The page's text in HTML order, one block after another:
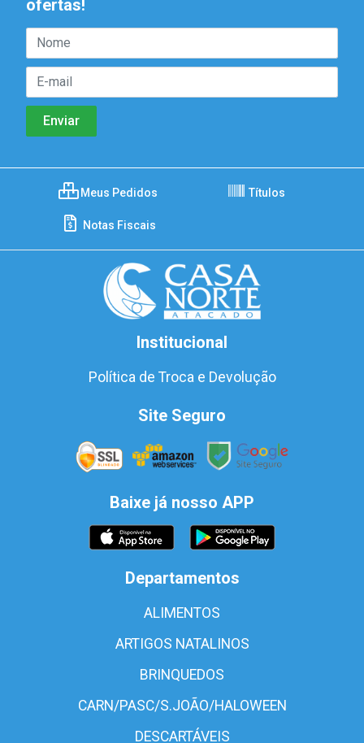
ofertas!
Meus Pedidos Títulos
Notas Fiscais
Institucional
Política de Troca e Devolução
Site Seguro
Baixe já nosso APP
Departamentos
ALIMENTOS
ARTIGOS NATALINOS
BRINQUEDOS
CARN/PASC/S.JOÃO/HALOWEEN
DESCARTÁVEIS